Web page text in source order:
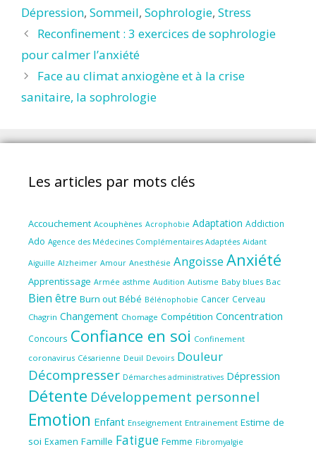
Dépression, Sommeil, Sophrologie, Stress
Reconfinement : 3 exercices de sophrologie
pour calmer l’anxiété
Face au climat anxiogène et à la crise
sanitaire, la sophrologie
Les articles par mots clés
Accouchement Acouphènes Acrophobie Adaptation Addiction
Ado Agence des Médecines Complémentaires Adaptées Aidant
Aiguille Alzheimer Amour Anesthésie Angoisse Anxiété
Apprentissage Armée asthme Audition Autisme Baby blues Bac
Bien être Burn out Bébé Bélénophobie Cancer Cerveau
Chagrin Changement Chomage Compétition Concentration
Concours Confiance en soi Confinement
coronavirus Césarienne Deuil Devoirs Douleur
Décompresser Démarches administratives Dépression
Détente Développement personnel
Emotion Enfant Enseignement Entrainement Estime de
soi Examen Famille Fatigue Femme Fibromyalgie